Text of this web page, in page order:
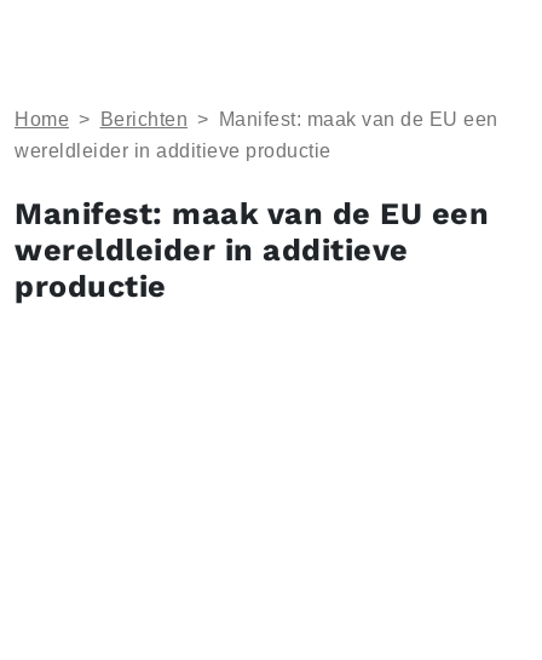
Home > Berichten >
Manifest: maak van de EU een
wereldleider in additieve productie
Manifest: maak van de EU een
wereldleider in additieve
productie